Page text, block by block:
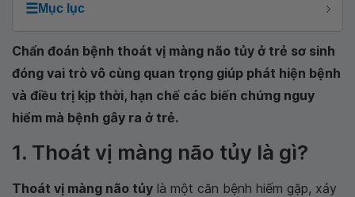
☰Mục lục
Chẩn đoán bệnh thoát vị màng não tủy ở trẻ sơ sinh
đóng vai trò vô cùng quan trọng giúp phát hiện bệnh
và điều trị kịp thời, hạn chế các biến chứng nguy
hiểm mà bệnh gây ra ở trẻ.
1. Thoát vị màng não tủy là gì?
Thoát vị màng não tủy là một căn bệnh hiếm gặp, xảy